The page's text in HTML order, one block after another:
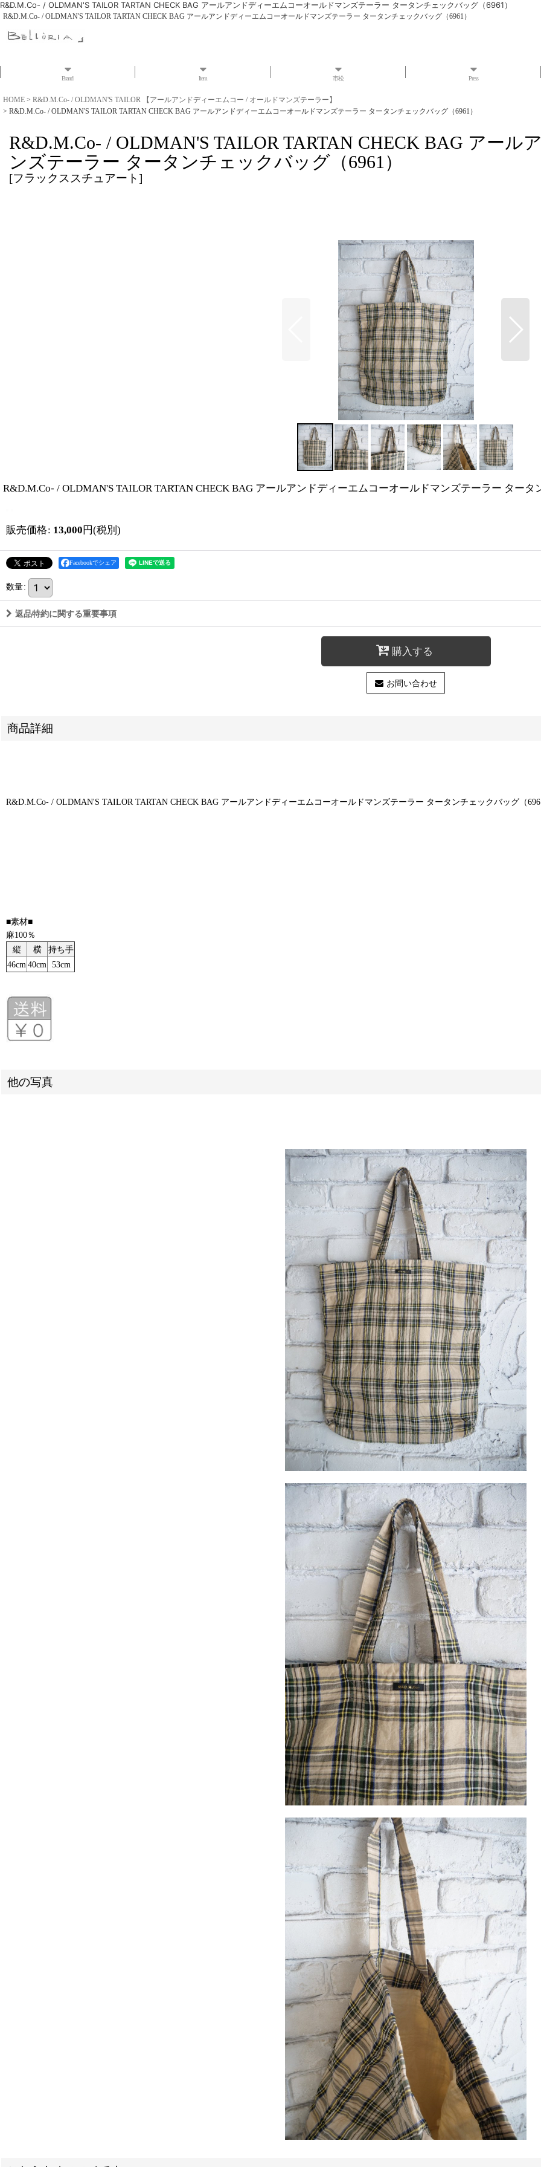
R&D.M.Co- / OLDMAN'S TAILOR TARTAN CHECK BAG アールアンドディーエムコーオールドマンズテーラー タータンチェックバッグ（6961）
R&D.M.Co- / OLDMAN'S TAILOR TARTAN CHECK BAG アールアンドディーエムコーオールドマンズテーラー タータンチェックバッグ（6961）
Brand Item 市松 Press
HOME > R&D.M.Co- / OLDMAN'S TAILOR 【アールアンドディーエムコー / オールドマンズテーラー】
> R&D.M.Co- / OLDMAN'S TAILOR TARTAN CHECK BAG アールアンドディーエムコーオールドマンズテーラー タータンチェックバッグ（6961）
R&D.M.Co- / OLDMAN'S TAILOR TARTAN CHECK BAG アール
ンズテーラー タータンチェックバッグ（6961）
[フラックススチュアート]
R&D.M.Co- / OLDMAN'S TAILOR TARTAN CHECK BAG アールアンドディーエムコーオールドマンズテーラー ター
販売価格: 13,000 円(税別)
Facebookでシェア
数量:
返品特約に関する重要事項
購入する
お問い合わせ
商品詳細
R&D.M.Co- / OLDMAN'S TAILOR TARTAN CHECK BAG アールアンドディーエムコーオールドマンズテーラー タータンチェックバッグ（
■素材■
麻100％
縦
横
持ち手
46cm 40cm 53cm
他の写真